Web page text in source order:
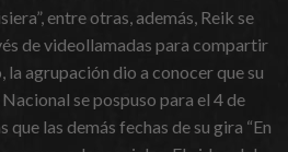
entre otras, además, Reik se
de videollamadas para compartir
la agrupación dio a conocer que su
se pospuso para el 4 de
las demás fechas de su gira “En